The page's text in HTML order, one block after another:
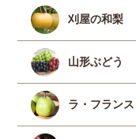
刈屋の和梨
山形ぶどう
ラ・フランス